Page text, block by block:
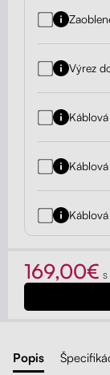
Výrez
169,00€
Popis